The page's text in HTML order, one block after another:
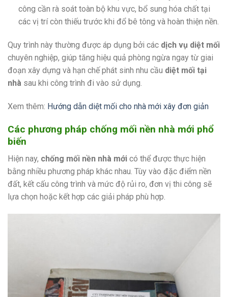
công cần rà soát toàn bộ khu vực, bổ sung hóa chất tại
các vị trí còn thiếu trước khi đổ bê tông và hoàn thiện nền.
Quy trình này thường được áp dụng bởi các dịch vụ diệt mối
chuyên nghiệp, giúp tăng hiệu quả phòng ngừa ngay từ giai
đoạn xây dựng và hạn chế phát sinh nhu cầu diệt mối tại
nhà sau khi công trình đi vào sử dụng.
Xem thêm: Hướng dẫn diệt mối cho nhà mới xây đơn giản
Các phương pháp chống mối nền nhà mới phổ
biến
Hiện nay, chống mối nền nhà mới có thể được thực hiện
bằng nhiều phương pháp khác nhau. Tùy vào đặc điểm nền
đất, kết cấu công trình và mức độ rủi ro, đơn vị thi công sẽ
lựa chọn hoặc kết hợp các giải pháp phù hợp.